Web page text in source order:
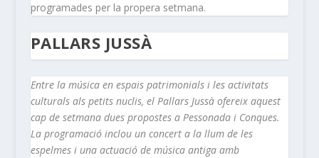
programades per la propera setmana.
PALLARS JUSSÀ
Entre la música en espais patrimonials i les activitats
culturals als petits nuclis, el Pallars Jussà ofereix aquest
cap de setmana dues propostes a Pessonada i Conques.
La programació inclou un concert a la llum de les
espelmes i una actuació de música antiga amb